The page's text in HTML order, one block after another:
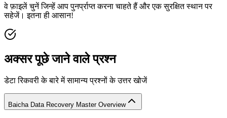
वे फ़ाइलें चुनें जिन्हें आप पुनर्प्राप्त करना चाहते हैं और एक सुरक्षित स्थान पर
सहेजें। इतना ही आसान!
अक्सर पूछे जाने वाले प्रश्न
डेटा रिकवरी के बारे में सामान्य प्रश्नों के उत्तर खोजें
Baicha Data Recovery Master Overview